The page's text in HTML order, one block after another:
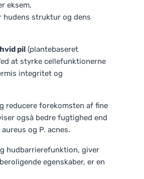
eksem,
hudens struktur og dens
pil (plantebaseret
at styrke cellefunktionerne
integritet og
reducere forekomsten af fine
også bedre fugtighed end
og P. acnes.
hudbarrierefunktion, giver
egenskaber, er en